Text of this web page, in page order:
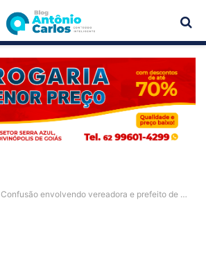
PUBLICIDADE
Confusão envolvendo vereadora e prefeito de Paranã-TO após denúncia sobre uso irregular de maquinário público